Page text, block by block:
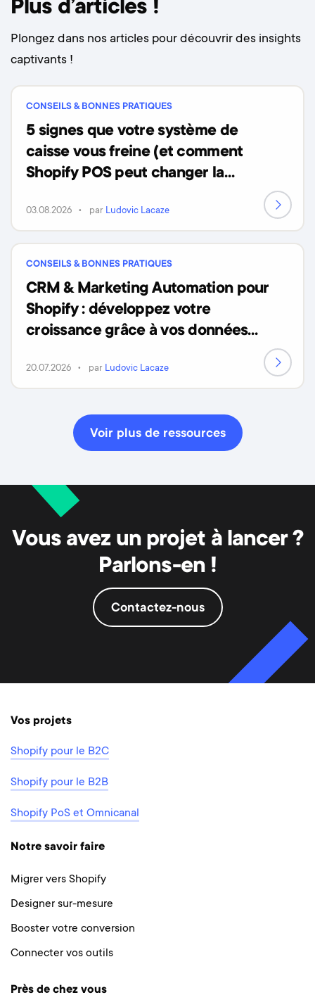
Plus d’articles !
Plongez dans nos articles pour découvrir des insights
captivants !
CONSEILS & BONNES PRATIQUES
5 signes que votre système de
caisse vous freine (et comment
Shopify POS peut changer la
03.08.2026 par Ludovic Lacaze
CONSEILS & BONNES PRATIQUES
CRM & Marketing Automation pour
Shopify : développez votre
croissance grâce à vos données
20.07.2026 par Ludovic Lacaze
Voir plus de ressources
Vous avez un projet à lancer ?
Parlons-en !
Contactez-nous
Vos projets
Shopify pour le B2C
Shopify pour le B2B
Shopify PoS et Omnicanal
Notre savoir faire
Migrer vers Shopify
Designer sur-mesure
Booster votre conversion
Connecter vos outils
Près de chez vous